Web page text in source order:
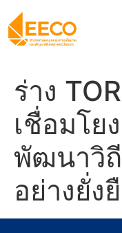
ร่าง
เชื่อมโย
พัฒนาวิ
อย่างยั่ง